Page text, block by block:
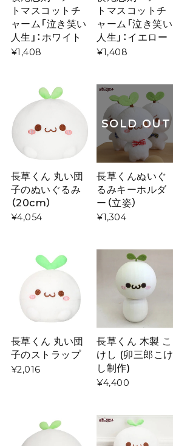
トマスコットチ
ャーム「泣き笑い
人生」：ホワイト
¥1,408
トマスコットチ
ャーム「泣き笑い
人生」：イエロー
¥1,408
長草くん 丸い団
子のぬいぐるみ
（20cm）
¥4,054
SOLD OUT
長草くんぬいぐ
るみキーホルダ
ー（立姿）
¥1,304
長草くん 丸い団
子のストラップ
¥2,016
長草くん 木製 こ
けし (卯三郎こけ
し制作)
¥4,400